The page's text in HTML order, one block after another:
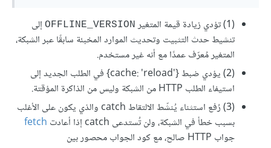
(1) تؤدي زيادة قيمة المتغير OFFLINE_VERSION إلى
تنشيط حدث التثبيت وتحديث الموارد المخبئة سابقًا عبر الشبكة،
المتغير مُعرّف عمدًا مع أنه غير مستخدم.
(2) يؤدي ضبط {cache: 'reload'‎} في الطلب الجديد إلى
استيفاء الطلب HTTP من الشبكة وليس من الذاكرة المؤقتة.
(3) رُفع استثناء يُنشّط الالتقاط catch والذي يكون على الأغلب
بسبب خطأ في الشبكة، ولن تُستدعى catch إذا أعادت
fetch
جواب HTTP صالح، مع كود الجواب محصور بين